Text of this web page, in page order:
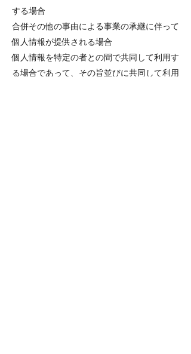
する場合
合併その他の事由による事業の承継に伴って
個人情報が提供される場合
個人情報を特定の者との間で共同して利用す
る場合であって、その旨並びに共同して利用